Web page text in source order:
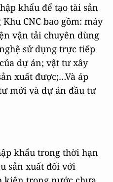
khẩu để tạo tài sản
CNC bao gồm: máy
vận tải chuyên dùng
sử dụng trực tiếp
dự án; vật tư xây
xuất được;…Và áp
mới và dự án đầu tư
khẩu trong thời hạn
sản xuất đối với